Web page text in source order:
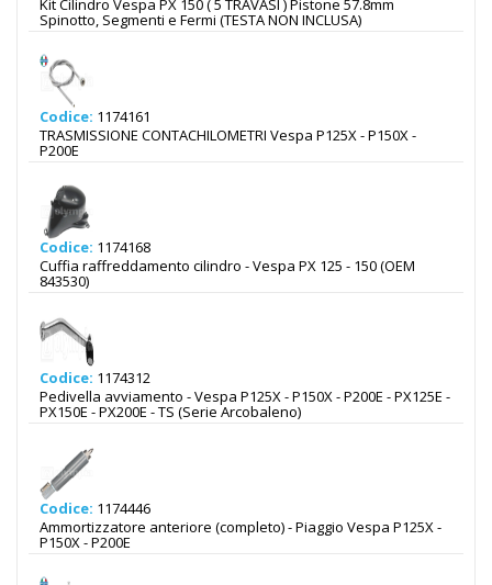
Kit Cilindro Vespa PX 150 ( 5 TRAVASI ) Pistone 57.8mm
Spinotto, Segmenti e Fermi (TESTA NON INCLUSA)
Codice: 1174161
TRASMISSIONE CONTACHILOMETRI Vespa P125X - P150X -
P200E
Codice: 1174168
Cuffia raffreddamento cilindro - Vespa PX 125 - 150 (OEM
843530)
Codice: 1174312
Pedivella avviamento - Vespa P125X - P150X - P200E - PX125E -
PX150E - PX200E - TS (Serie Arcobaleno)
Codice: 1174446
Ammortizzatore anteriore (completo) - Piaggio Vespa P125X -
P150X - P200E